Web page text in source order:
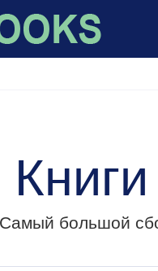
Самый большой